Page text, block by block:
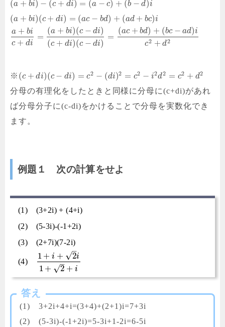
(a + bi) − (c + di) = (a − c) + (b − d)i
(a + bi)(c + di) = (ac − bd) + (ad + bc)i
a + bi
c + di
=
(a + bi)(c − di)
(c + di)(c − di)
=
(ac + bd) + (bc − ad)i
c2 + d2
※ (c + di)(c − di) = c2 − (di)2 = c2 − i2d2 = c2 + d2
分母の有理化をしたときと同様に分母に(c+di)があれ
ば分母分子に(c-di)をかけることで分母を実数化でき
ます。
例題１ 次の計算をせよ
(1) (3+2i) + (4+i)
(2) (5-3i)-(-1+2i)
(3) (2+7i)(7-2i)
(4)
1 + i + 2
–
√ i
1 + 2
–
√ + i
答え
(1) 3+2i+4+i=(3+4)+(2+1)i=7+3i
(2) (5-3i)-(-1+2i)=5-3i+1-2i=6-5i